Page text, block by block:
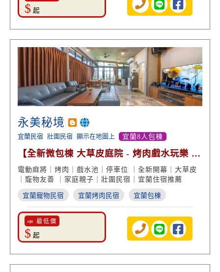
$ 起
永美秘境
宜蘭民宿 壯圍民宿 顯示在地圖上 宜蘭8人包棟
【全新微包棟 大草皮庭院 - 烤肉戲水玩樂 快
樂農園】
電動麻將｜烤肉｜戲水池｜停車位 ｜全新開幕｜大草皮
｜寵物友善 ｜家庭親子｜壯圍民宿｜宜蘭住宿推薦
宜蘭寵物民宿 宜蘭烤肉民宿 宜蘭包棟
📣 最低價
$ 起